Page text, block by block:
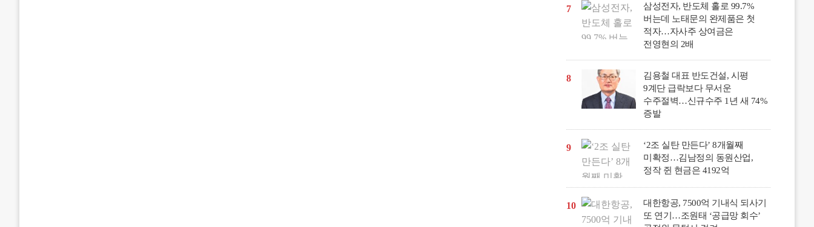
7
삼성전자, 반도체 홀로 99.7%
버는데 노태문의 완제품은 첫
적자…자사주 상여금은
전영현의 2배
8
김용철 대표 반도건설, 시평
9계단 급락보다 무서운
수주절벽…신규수주 1년 새 74%
증발
9
‘2조 실탄 만든다’ 8개월째
미확정…김남정의 동원산업,
정작 쥔 현금은 4192억
10
대한항공, 7500억 기내식 되사기
또 연기…조원태 ‘공급망 회수’